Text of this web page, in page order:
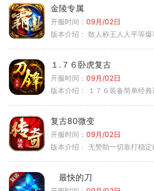
金陵专属
开服时间： 09月/02日
版本介绍： 散人称王人人平等
１.７６卧虎复古
开服时间： 09月/02日
版本介绍：
１７６装备简单经
复古80微变
开服时间： 09月/02日
版本介绍： 无赞助一切靠打稳
最快的刀